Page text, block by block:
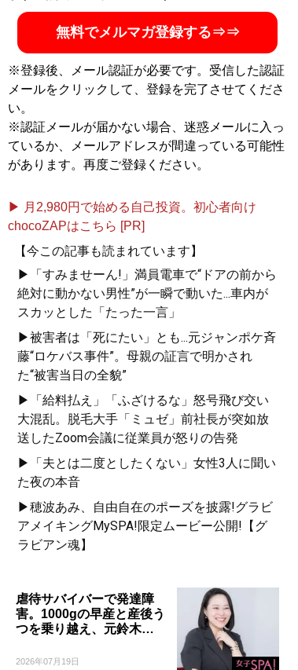
無料でメルマガ登録する⇒⇒
※登録後、メール認証が必要です。受信した認証
メールをクリックして、登録を完了させてくださ
い。
※認証メールが届かない場合、迷惑メールに入っ
ているか、メールアドレスが間違っている可能性
があります。再度ご登録ください。
▶ 月2,980円で始める自己投資。初心者向け
chocoZAPはこちら [PR]
【今この記事も読まれています】
▶「すみませーん!」満員電車で“ドアの前から
絶対に動かない男性”が一瞬で動いた...車内が
スカッとした「たった一言」
▶被害者は「死にたい」とも...元ジャンポケ斉
藤“ロケバス事件”。母親の証言で明かされ
た“被害当日の全貌”
▶「給料払え」「ふざけるな」怒号飛び交い
大混乱。脱毛大手「ミュゼ」前社長が突如放
送したZoom会議に従業員が怒りの告発
▶「夫とは二度としたくない」女性3人に聞い
た夜の本音
▶穂波あみ、自由自在のポーズを披露!グラビ
アメイキングMySPA!限定ムービー公開!【グ
ラビアン魂】
虐待サバイバーで発達障
害。1000gの早産と産後う
つを乗り越え、元鈴木…
2026年07月19日